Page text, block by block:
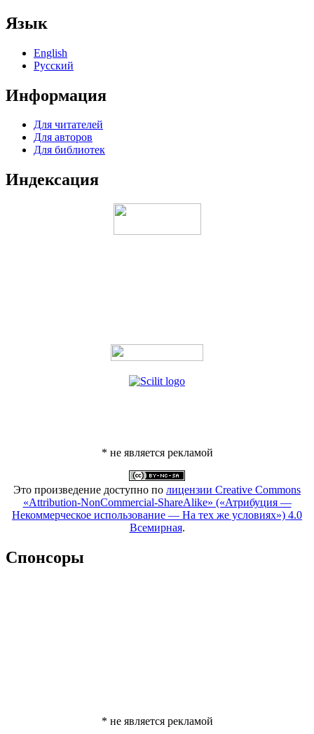
Язык
English
Русский
Информация
Для читателей
Для авторов
Для библиотек
Индексация
* не является рекламой
Это произведение доступно по лицензии Creative Commons
«Attribution-NonCommercial-ShareAlike» («Атрибуция —
Некоммерческое использование — На тех же условиях») 4.0
Всемирная.
Спонсоры
* не является рекламой